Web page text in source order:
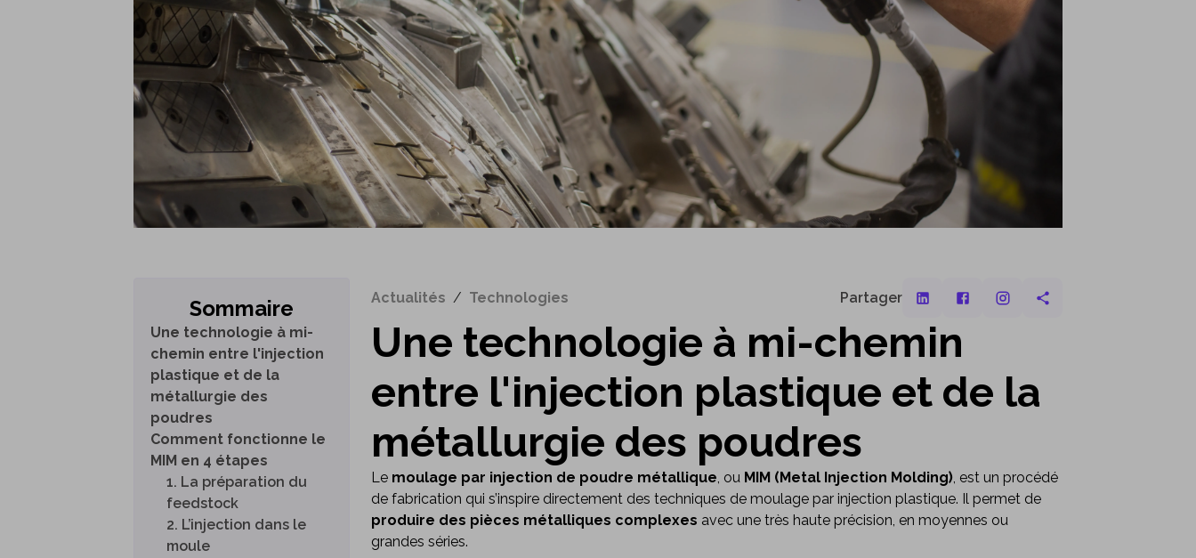
Sommaire
Une technologie à mi-
chemin entre l'injection
plastique et de la
métallurgie des
poudres
Comment fonctionne le
MIM en 4 étapes
1. La préparation du
feedstock
2. L’injection dans le
moule
Actualités / Technologies Partager
Une technologie à mi-chemin
entre l'injection plastique et de la
métallurgie des poudres
Le moulage par injection de poudre métallique, ou MIM (Metal Injection Molding), est un procédé
de fabrication qui s’inspire directement des techniques de moulage par injection plastique. Il permet de
produire des pièces métalliques complexes avec une très haute précision, en moyennes ou
grandes séries.